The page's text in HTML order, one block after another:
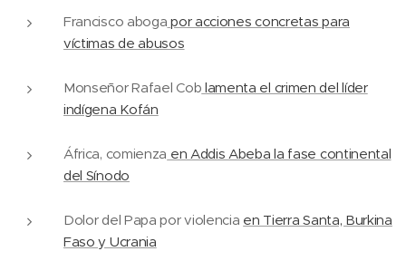
Francisco aboga por acciones concretas para
víctimas de abusos
Monseñor Rafael Cob lamenta el crimen del líder
indígena Kofán
África, comienza en Addis Abeba la fase continental
del Sínodo
Dolor del Papa por violencia en Tierra Santa, Burkina
Faso y Ucrania